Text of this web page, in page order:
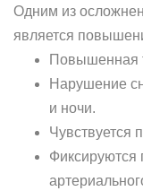
Одним из
является
Повышенная
Нарушение
и ночи.
Чувствуется
Фиксируются